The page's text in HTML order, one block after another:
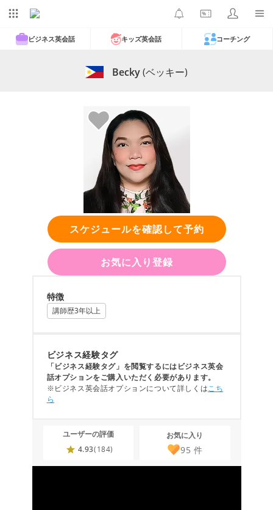
ビジネス英会話 キッズ英会話 コーチング
Becky(ベッキー)
スケジュールを確認して予約
お気に入り登録
特徴
講師歴3年以上
ビジネス経験タグ
「ビジネス経験タグ」を閲覧するにはビジネス英会
話オプションをご購入いただく必要があります。
※ビジネス英会話オプションについて詳しくはこち
ら
ユーザーの評価
4.93(184)
お気に入り
95 件